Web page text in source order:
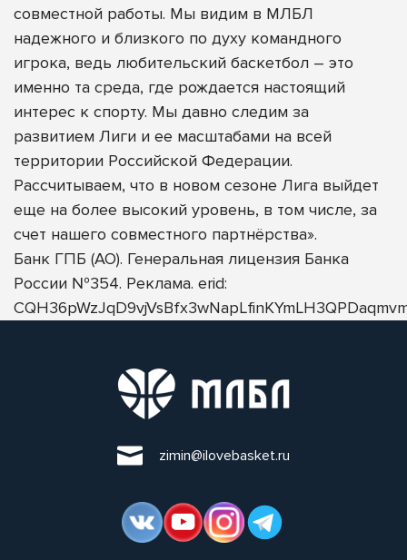
совместной работы. Мы видим в МЛБЛ
надежного и близкого по духу командного
игрока, ведь любительский баскетбол – это
именно та среда, где рождается настоящий
интерес к спорту. Мы давно следим за
развитием Лиги и ее масштабами на всей
территории Российской Федерации.
Рассчитываем, что в новом сезоне Лига выйдет
еще на более высокий уровень, в том числе, за
счет нашего совместного партнёрства».
Банк ГПБ (АО). Генеральная лицензия Банка
России №354. Реклама. erid:
zimin@ilovebasket.ru